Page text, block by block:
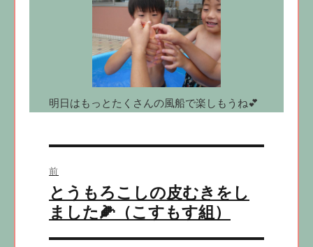
明日はもっとたくさんの風船で楽しもうね💕
稿
ナ
ビ
ゲ
前
前
の
投
稿:
とうもろこしの皮むきをし
ました🌽（こすもす組）